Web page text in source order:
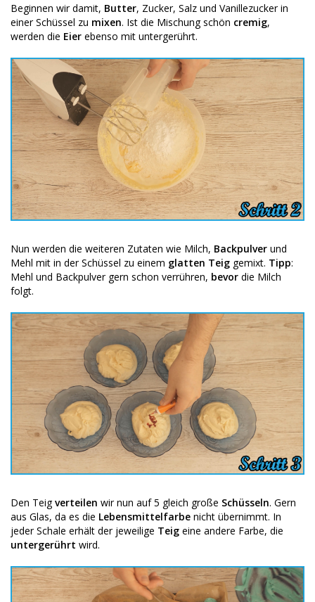
Beginnen wir damit, Butter, Zucker, Salz und Vanillezucker in
einer Schüssel zu mixen. Ist die Mischung schön cremig,
werden die Eier ebenso mit untergerührt.
Nun werden die weiteren Zutaten wie Milch, Backpulver und
Mehl mit in der Schüssel zu einem glatten Teig gemixt. Tipp:
Mehl und Backpulver gern schon verrühren, bevor die Milch
folgt.
Den Teigverteilen wir nun auf 5 gleich große Schüsseln. Gern
aus Glas, da es die Lebensmittelfarbe nicht übernimmt. In
jeder Schale erhält der jeweilige Teig eine andere Farbe, die
untergerührt wird.